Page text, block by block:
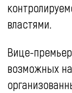
властями.
Вице-
возможных